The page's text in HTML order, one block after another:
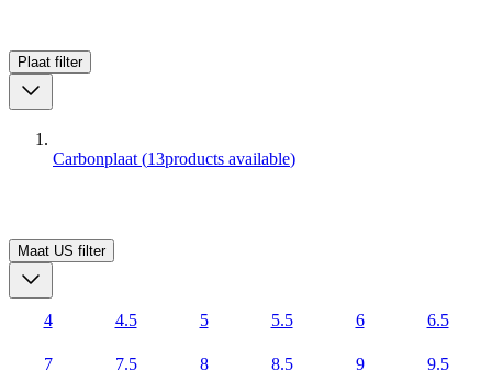
Plaat filter
Carbonplaat (13products available)
Maat US filter
4 4.5 5 5.5 6 6.5
7 7.5 8 8.5 9 9.5